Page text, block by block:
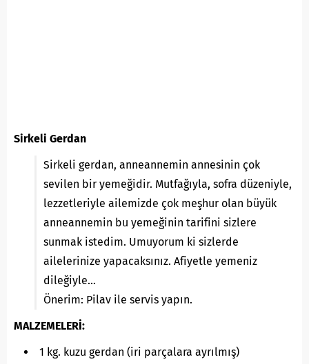
Sirkeli Gerdan
Sirkeli gerdan, anneannemin annesinin çok
sevilen bir yemeğidir. Mutfağıyla, sofra düzeniyle,
lezzetleriyle ailemizde çok meşhur olan büyük
anneannemin bu yemeğinin tarifini sizlere
sunmak istedim. Umuyorum ki sizlerde
ailelerinize yapacaksınız. Afiyetle yemeniz
dileğiyle…
Önerim: Pilav ile servis yapın.
MALZEMELERİ:
1 kg. kuzu gerdan (iri parçalara ayrılmış)